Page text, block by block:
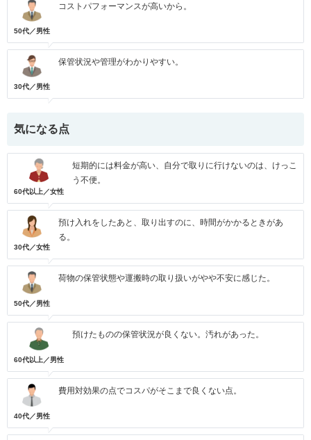
50代／男性
コストパフォーマンスが高いから。
30代／男性
保管状況や管理がわかりやすい。
気になる点
60代以上／女性
短期的には料金が高い、自分で取りに行けないのは、けっこ
う不便。
30代／女性
預け入れをしたあと、取り出すのに、時間がかかるときがあ
る。
50代／男性
荷物の保管状態や運搬時の取り扱いがやや不安に感じた。
60代以上／男性
預けたものの保管状況が良くない。汚れがあった。
40代／男性
費用対効果の点でコスパがそこまで良くない点。